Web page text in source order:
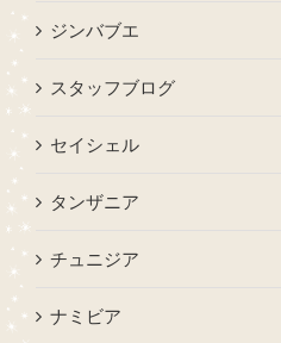
ジンバブエ
スタッフブログ
セイシェル
タンザニア
チュニジア
ナミビア